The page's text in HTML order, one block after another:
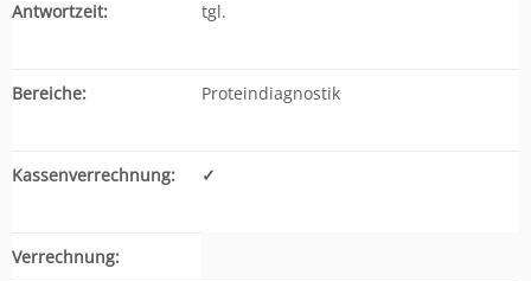
Antwortzeit: tgl.
Bereiche: Proteindiagnostik
Kassenverrechnung: ✓
Verrechnung: